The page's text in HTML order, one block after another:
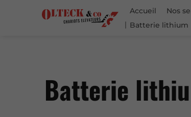
Accueil Nos
Batterie lithium
Batterie